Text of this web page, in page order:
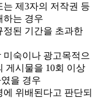
는 제3자의 저작권 등
하는 경우
정된 기간을 초과한
미숙이나 광고목적으
게시물을 10회 이상
을 경우
에 위배된다고 판단되